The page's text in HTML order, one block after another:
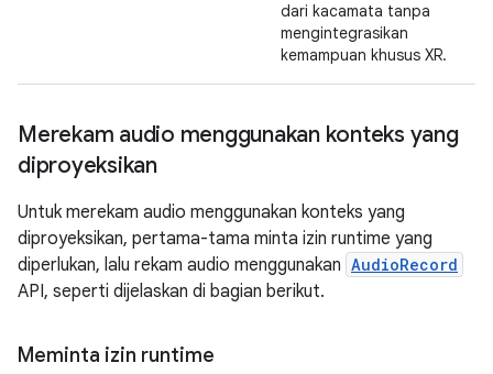
dari kacamata tanpa
mengintegrasikan
kemampuan khusus XR.
Merekam audio menggunakan konteks yang
diproyeksikan
Untuk merekam audio menggunakan konteks yang
diproyeksikan, pertama-tama minta izin runtime yang
diperlukan, lalu rekam audio menggunakan AudioRecord
API, seperti dijelaskan di bagian berikut.
Meminta izin runtime